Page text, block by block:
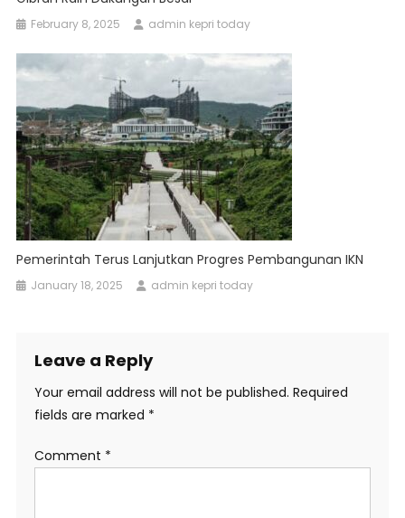
February 8, 2025 admin kepri today
Pemerintah Terus Lanjutkan Progres Pembangunan IKN
January 18, 2025 admin kepri today
Leave a Reply
Your email address will not be published. Required
fields are marked *
Comment *